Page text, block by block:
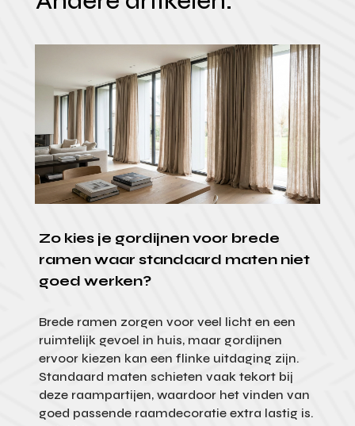
Zo kies je gordijnen voor brede
ramen waar standaard maten niet
goed werken?
Brede ramen zorgen voor veel licht en een
ruimtelijk gevoel in huis, maar gordijnen
ervoor kiezen kan een flinke uitdaging zijn.
Standaard maten schieten vaak tekort bij
deze raampartijen, waardoor het vinden van
goed passende raamdecoratie extra lastig is.